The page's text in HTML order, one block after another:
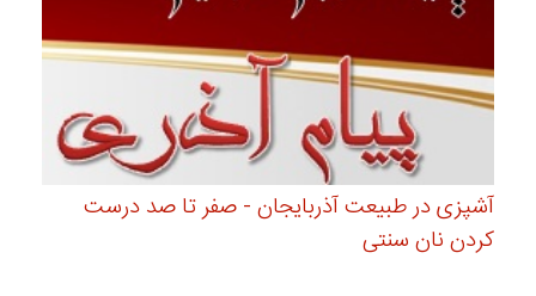
آشپزی در طبیعت آذربایجان - صفر تا صد درست
کردن نان سنتی